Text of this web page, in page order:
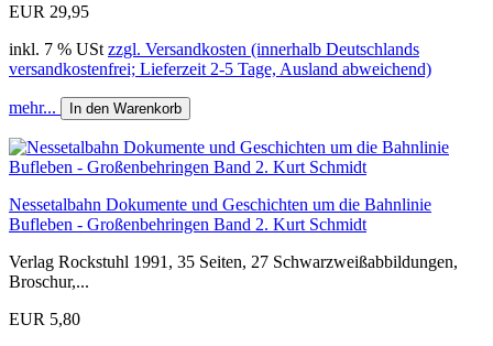
EUR 29,95
inkl. 7 % USt zzgl. Versandkosten (innerhalb Deutschlands
versandkostenfrei; Lieferzeit 2-5 Tage, Ausland abweichend)
mehr... In den Warenkorb
Nessetalbahn Dokumente und Geschichten um die Bahnlinie
Bufleben - Großenbehringen Band 2. Kurt Schmidt
Verlag Rockstuhl 1991, 35 Seiten, 27 Schwarzweißabbildungen,
Broschur,...
EUR 5,80